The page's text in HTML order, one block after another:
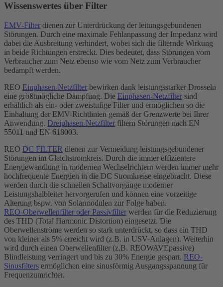
Wissenswertes über Filter
EMV-Filter dienen zur Unterdrückung der leitungsgebundenen
Störungen. Durch eine maximale Fehlanpassung der Impedanz wird
dabei die Ausbreitung verhindert, wobei sich die filternde Wirkung
in beide Richtungen erstreckt. Dies bedeutet, dass Störungen vom
Verbraucher zum Netz ebenso wie vom Netz zum Verbraucher
bedämpft werden.
REO Einphasen-Netzfilter bewirken dank leistungsstarker Drosseln
eine größtmögliche Dämpfung. Die Einphasen-Netzfilter sind
erhältlich als ein- oder zweistufige Filter und ermöglichen so die
Einhaltung der EMV-Richtlinien gemäß der Grenzwerte bei Ihrer
Anwendung. Dreiphasen-Netzfilter filtern Störungen nach EN
55011 und EN 618003.
REO DC FILTER dienen zur Vermeidung leistungsgebundener
Störungen im Gleichstromkreis. Durch die immer effizientere
Energiewandlung in modernen Wechselrichtern werden immer mehr
hochfrequente Energien in die DC Stromkreise eingebracht. Diese
werden durch die schnellen Schaltvorgänge moderner
Leistungshalbleiter hervorgerufen und können eine vorzeitige
Alterung bspw. von Solarmodulen zur Folge haben.
REO-Oberwellenfilter oder Passivfilter werden für die Reduzierung
des THD (Total Harmonic Distortion) eingesetzt. Die
Oberwellenströme werden so stark unterdrückt, so dass ein THD
von kleiner als 5% erreicht wird (z.B. in USV-Anlagen). Weiterhin
wird durch einen Oberwellenfilter (z.B. REOWAVEpassive)
Blindleistung verringert und bis zu 30% Energie gespart. REO-
Sinusfilters ermöglichen eine sinusförmig Ausgangsspannung für
Frequenzumrichter.